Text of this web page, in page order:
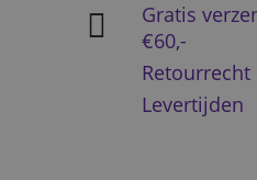
Gratis
€60,-
Levertijden